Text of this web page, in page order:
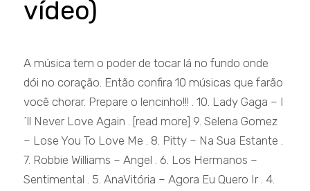
vídeo)
A música tem o poder de tocar lá no fundo onde
dói no coração. Então confira 10 músicas que farão
você chorar. Prepare o lencinho!!! . 10. Lady Gaga – I
´ll Never Love Again . [read more] 9. Selena Gomez
– Lose You To Love Me . 8. Pitty – Na Sua Estante .
7. Robbie Williams – Angel . 6. Los Hermanos –
Sentimental . 5. AnaVitória – Agora Eu Quero Ir . 4.